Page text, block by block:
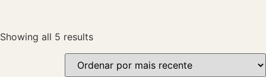
Showing all 5 results